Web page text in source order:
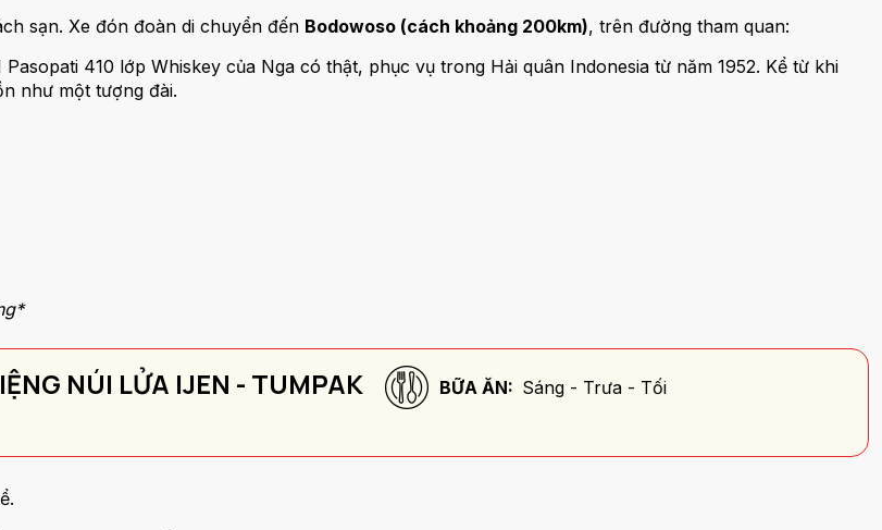
sạn. Xe đón đoàn di chuyển đến Bodowoso (cách khoảng 200km), trên đường tham quan:
Pasopati 410 lớp Whiskey của Nga có thật, phục vụ trong Hải quân Indonesia từ năm 1952. Kể từ khi
như một tượng đài.
NÚI LỬA IJEN - TUMPAK
BỮA ĂN: Sáng - Trưa - Tối